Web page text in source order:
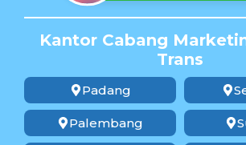
Kantor Cabang
Trans
Padang
Palembang